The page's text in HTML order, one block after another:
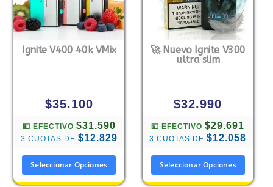
Ignite V400 40k VMix
$35.100
💵 EFECTIVO $31.590
3 CUOTAS DE $12.829
Seleccionar Opciones
🚀 Nuevo Ignite V300
ultra slim
$32.990
💵 EFECTIVO$29.691
3 CUOTAS DE$12.058
Seleccionar Opciones